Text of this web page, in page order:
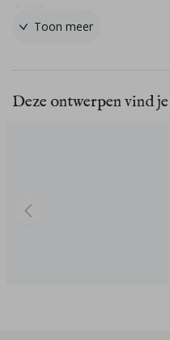
Toon meer
Deze ontwerpen vind